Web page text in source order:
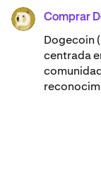
DOGE Comprar
Dogecoin
centrada